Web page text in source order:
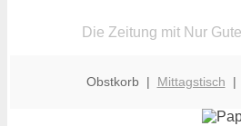
Die Zeitung mit Nur
Obstkorb | Mittagstisch |